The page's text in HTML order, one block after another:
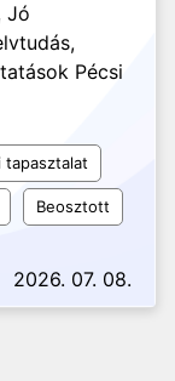
Jó
Pécsi
tapasztalat
Beosztott
2026. 07. 08.